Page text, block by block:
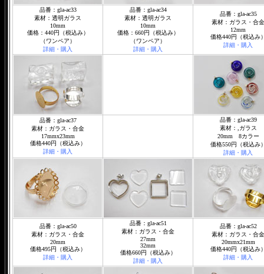
品番：gla-ac33
素材：透明ガラス
10mm
価格：440円（税込み）
（ワンペア）
詳細・購入
品番：gla-ac34
素材：透明ガラス
10mm
価格：660円（税込み）
（ワンペア）
詳細・購入
品番：gla-ac35
素材：ガラス・合金
12mm
価格440円（税込み
詳細・購入
品番：gla-ac37
素材：ガラス・合金
17mmx23mm
価格440円（税込み）
詳細・購入
品番：gla-ac39
素材：,ガラス
20mm 8カラー
価格550円（税込み
詳細・購入
品番：gla-ac50
素材：ガラス・合金
20mm
価格495円（税込み）
詳細・購入
品番：gla-ac51
素材：ガラス・合金
27mm
32mm
価格660円（税込み）
詳細・購入
品番：gla-ac52
素材：ガラス・合金
20mmx21mm
価格440円（税込み
詳細・購入